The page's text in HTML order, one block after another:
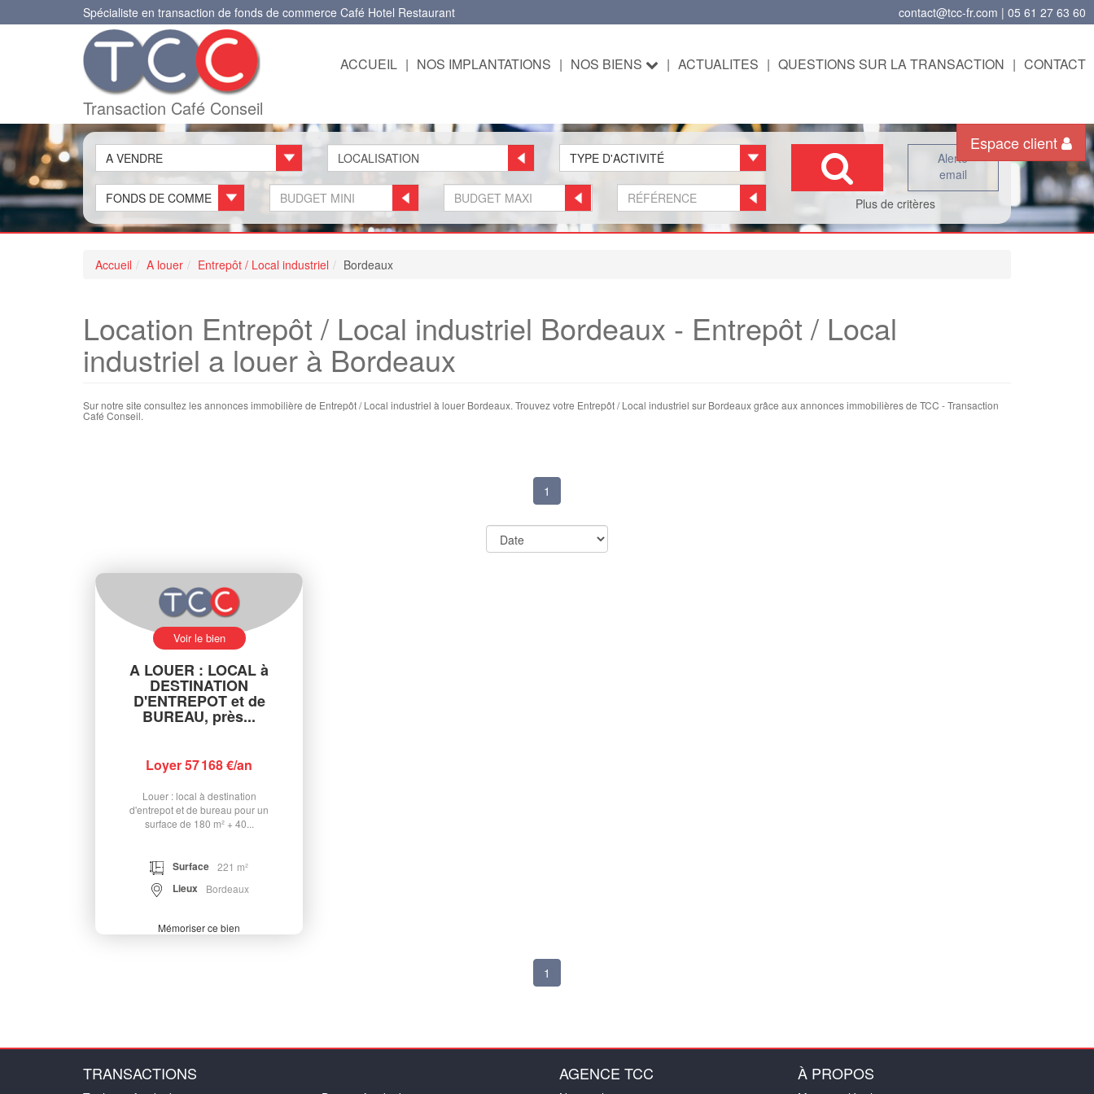
contact@tcc-fr.com | 05 61 27 63 60
Spécialiste en transaction de fonds de commerce Café Hotel Restaurant
Transaction Café Conseil
ACCUEIL | NOS IMPLANTATIONS | NOS BIENS | ACTUALITES | QUESTIONS SUR LA TRANSACTION | CONTACT
Espace client
A VENDRE TYPE D'ACTIVITÉ
FONDS DE COMMERCE
Alerte
email
Plus de critères
Accueil A louer Entrepôt / Local industriel Bordeaux
Location Entrepôt / Local industriel Bordeaux - Entrepôt / Local
industriel a louer à Bordeaux
Sur notre site consultez les annonces immobilière de Entrepôt / Local industriel à louer Bordeaux. Trouvez votre Entrepôt / Local industriel sur Bordeaux grâce aux annonces immobilières de TCC - Transaction
Café Conseil.
1
Voir le bien
A LOUER : LOCAL à
DESTINATION
D'ENTREPOT et de
BUREAU, près...
Loyer 57 168 €/an
Louer : local à destination
d'entrepot et de bureau pour un
surface de 180 m² + 40...
Surface 221 m²
Lieux Bordeaux
Mémoriser ce bien
1
TRANSACTIONS AGENCE TCC À PROPOS